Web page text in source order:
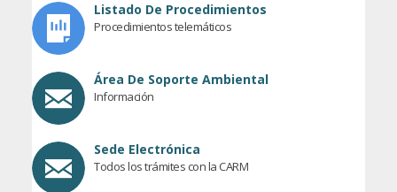
Listado De Procedimientos
Procedimientos telemáticos
Área De Soporte Ambiental
Información
Sede Electrónica
Todos los trámites con la CARM